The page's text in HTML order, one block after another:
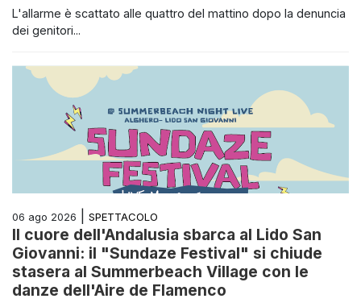
L'allarme è scattato alle quattro del mattino dopo la denuncia
dei genitori...
06 ago 2026 SPETTACOLO
Il cuore dell'Andalusia sbarca al Lido San
Giovanni: il "Sundaze Festival" si chiude
stasera al Summerbeach Village con le
danze dell'Aire de Flamenco